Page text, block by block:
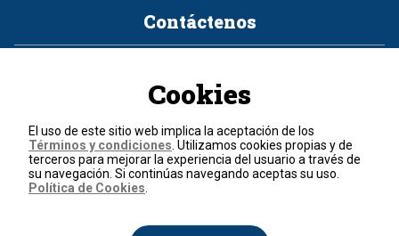
Contáctenos
Política de cookies
Términos y condiciones
© 2026, RCN Medios.
Todos los derechos reservados.
Cookies
El uso de este sitio web implica la aceptación de los
Términos y condiciones . Utilizamos cookies propias y de
terceros para mejorar la experiencia del usuario a través de
su navegación. Si continúas navegando aceptas su uso.
Política de Cookies